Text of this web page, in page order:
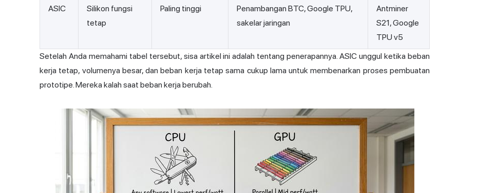
ASIC
Silikon fungsi
tetap
Paling tinggi
Penambangan BTC, Google TPU,
sakelar jaringan
Antminer
S21, Google
TPU v5
Setelah Anda memahami tabel tersebut, sisa artikel ini adalah tentang penerapannya. ASIC unggul ketika beban
kerja tetap, volumenya besar, dan beban kerja tetap sama cukup lama untuk membenarkan proses pembuatan
prototipe. Mereka kalah saat beban kerja berubah.